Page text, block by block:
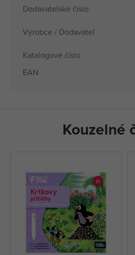
Dodavatelské číslo
Výrobce / Dodavatel
Katalogové číslo
EAN
Kouzelné